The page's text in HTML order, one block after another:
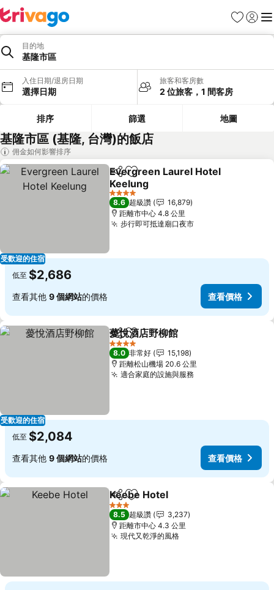
我的最愛
登入 選
目的地
基隆市區
入住日期/退房日期
選擇日期
旅客和客房數
2 位旅客，1 間客房
排序 篩選 地圖
基隆市區 (基隆, 台灣)的飯店
佣金如何影響排序
受歡迎的住宿
分享 加入我的最愛
Evergreen Laurel Hotel
Keelung
查看價格
4 星級
8.6 超級讚
16,879
距離市中心 4.8 公里
步行即可抵達廟口夜市查看價格
低至 $2,686
查看其他 9 個網站的價格 查看價格
受歡迎的住宿
分享 加入我的最愛
薆悅酒店野柳館
4 星級
8.0 非常好
15,198
距離松山機場 20.6 公里
適合家庭的設施與服務
低至 $2,084
查看其他 9 個網站的價格 查看價格
分享 加入我的最愛
Keebe Hotel
3 星級
8.5 超級讚
3,237
距離市中心 4.3 公里
現代又乾淨的風格查看價格